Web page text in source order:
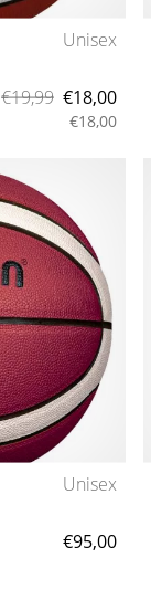
Unisex
€19,99 €18,00
€18,00
Unisex
€95,00